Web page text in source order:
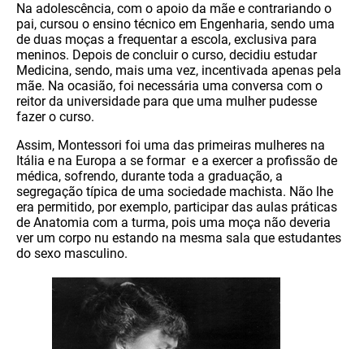
Na adolescência, com o apoio da mãe e contrariando o
pai, cursou o ensino técnico em Engenharia, sendo uma
de duas moças a frequentar a escola, exclusiva para
meninos. Depois de concluir o curso, decidiu estudar
Medicina, sendo, mais uma vez, incentivada apenas pela
mãe. Na ocasião, foi necessária uma conversa com o
reitor da universidade para que uma mulher pudesse
fazer o curso.
Assim, Montessori foi uma das primeiras mulheres na
Itália e na Europa a se formar e a exercer a profissão de
médica, sofrendo, durante toda a graduação, a
segregação típica de uma sociedade machista. Não lhe
era permitido, por exemplo, participar das aulas práticas
de Anatomia com a turma, pois uma moça não deveria
ver um corpo nu estando na mesma sala que estudantes
do sexo masculino.